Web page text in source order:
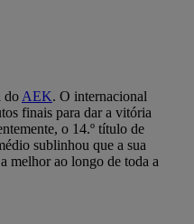
do AEK. O internacional
finais para dar a vitória
o 14.º título de
sublinhou que a sua
melhor ao longo de toda a